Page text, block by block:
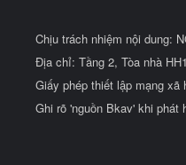
Chịu trách nhiệm nội dung:
Địa chỉ: Tầng 2, Tòa nhà
Giấy phép thiết lập mạng xã
Ghi rõ 'nguồn Bkav' khi phát